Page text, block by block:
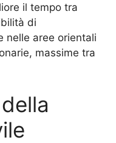
il tempo tra
di
nelle aree orientali
massime tra